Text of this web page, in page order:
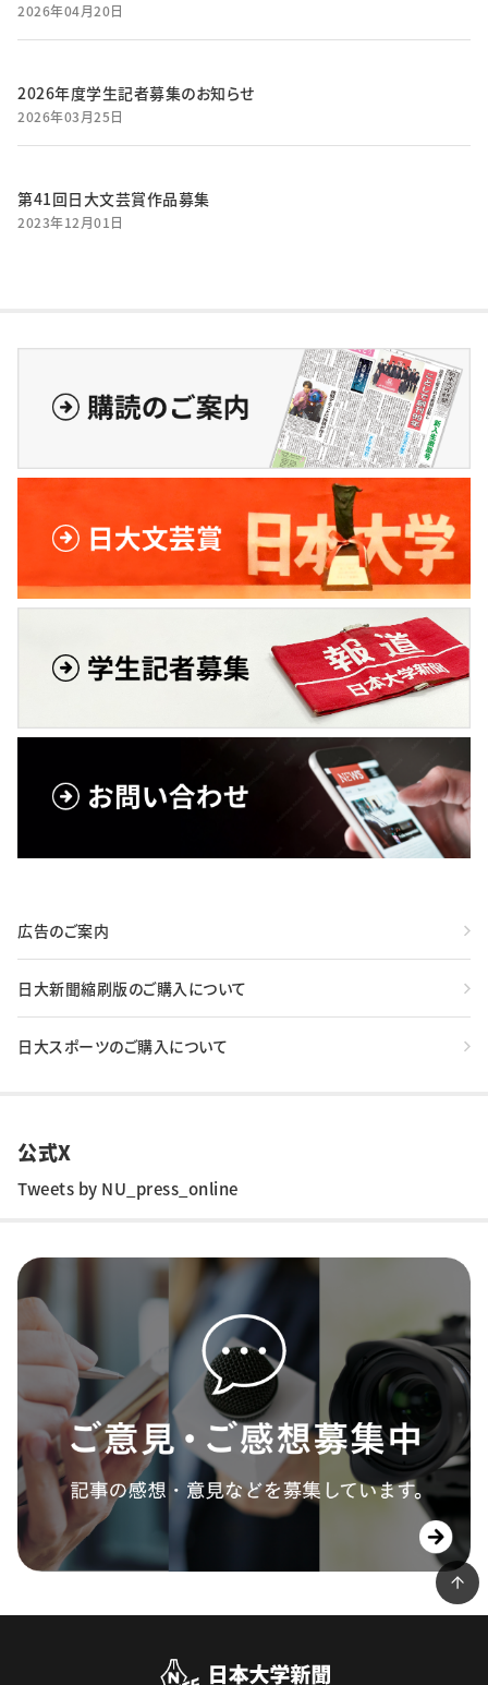
2026年04月20日
2026年度学生記者募集のお知らせ
2026年03月25日
第41回日大文芸賞作品募集
2023年12月01日
広告のご案内
日大新聞縮刷版のご購入について
日大スポーツのご購入について
公式X
Tweets by NU_press_online